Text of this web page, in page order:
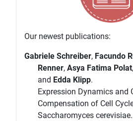
Our newest publications:
Gabriele Schreiber, Facundo
Renner, Asya Fatima Polat,
and Edda Klipp.
Expression Dynamics and
Compensation of Cell
Saccharomyces